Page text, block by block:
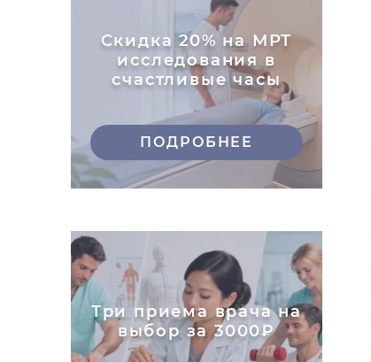
Скидка 20% на МРТ
исследования в
счастливые часы
ПОДРОБНЕЕ
Три приема врача на
выбор за 3000₽